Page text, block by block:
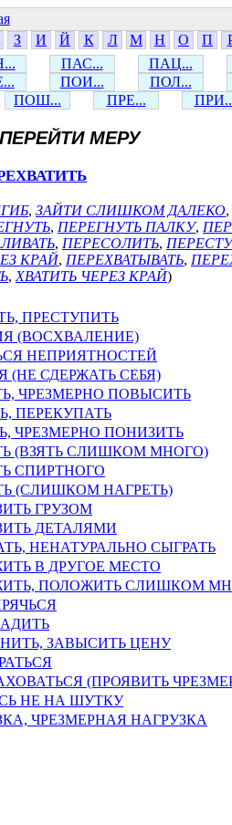
З И Й К Л М Н О П
ПАС...
ПАЦ...
ПОИ...
ПОЛ...
ПОШ... ПРЕ...
ПЕРЕЙТИ МЕРУ
, ЗАЙТИ СЛИШКОМ ДАЛЕКО,
, ПЕРЕГНУТЬ ПАЛКУ,
, ПЕРЕСОЛИТЬ,
КРАЙ, ПЕРЕХВАТЫВАТЬ,
, ХВАТИТЬ ЧЕРЕЗ КРАЙ)
ПРЕСТУПИТЬ
(ВОСХВАЛЕНИЕ)
НЕПРИЯТНОСТЕЙ
(НЕ СДЕРЖАТЬ СЕБЯ)
ЧРЕЗМЕРНО ПОВЫСИТЬ
ПЕРЕКУПАТЬ
ЧРЕЗМЕРНО ПОНИЗИТЬ
(ВЗЯТЬ СЛИШКОМ МНОГО)
СПИРТНОГО
(СЛИШКОМ НАГРЕТЬ)
ГРУЗОМ
ДЕТАЛЯМИ
НЕНАТУРАЛЬНО СЫГРАТЬ
В ДРУГОЕ МЕСТО
ПОЛОЖИТЬ СЛИШКОМ
ЗАВЫСИТЬ ЦЕНУ
(ПРОЯВИТЬ
НЕ НА ШУТКУ
ЧРЕЗМЕРНАЯ НАГРУЗКА